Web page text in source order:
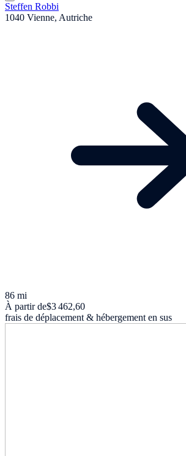
Steffen Robbi
1040 Vienne, Autriche
86 mi
À partir de$3 462,60
frais de déplacement & hébergement en sus